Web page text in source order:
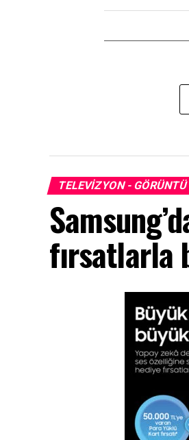
TELEVIZYON -
fırsatlarla